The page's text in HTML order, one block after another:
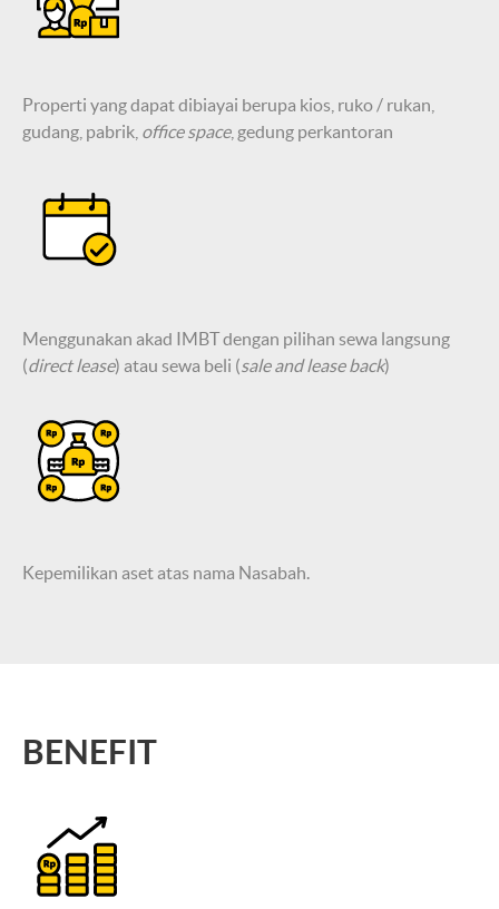
Properti yang dapat dibiayai berupa kios, ruko / rukan,
gudang, pabrik, office space, gedung perkantoran
Menggunakan akad IMBT dengan pilihan sewa langsung
(direct lease) atau sewa beli (sale and lease back)
Kepemilikan aset atas nama Nasabah.
BENEFIT